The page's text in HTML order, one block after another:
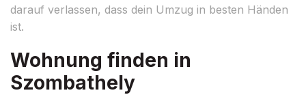
darauf verlassen, dass dein Umzug in besten Händen
ist.
Wohnung finden in
Szombathely